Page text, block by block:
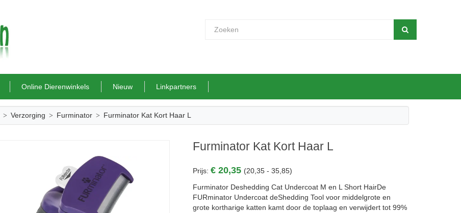
Online Dierenwinkels Nieuw Linkpartners
Verzorging Furminator Furminator Kat Kort Haar L
Furminator Kat Kort Haar L
Prijs:€ 20,35 (20,35 - 35,85)
Furminator Deshedding Cat Undercoat M en L Short HairDe
FURminator Undercoat deShedding Tool voor middelgrote en
grote kortharige katten kamt door de toplaag en verwijdert tot 99%